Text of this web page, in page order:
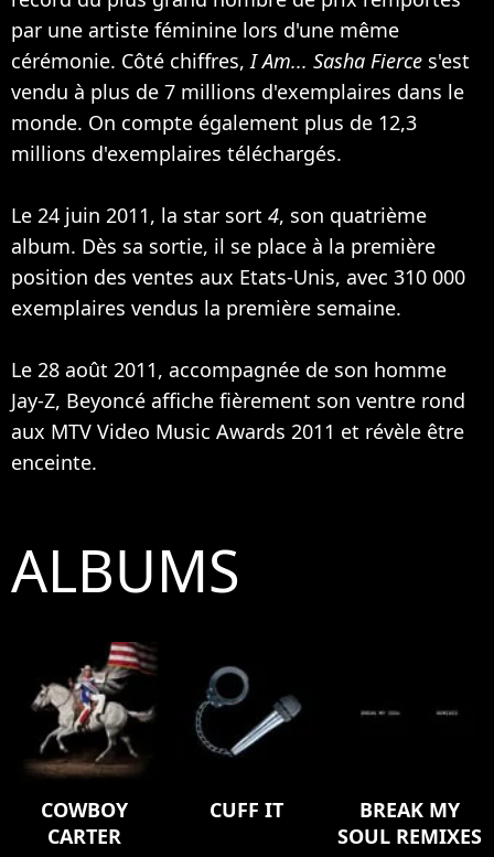
par une artiste féminine lors d'une même
cérémonie. Côté chiffres, I Am... Sasha Fierce s'est
vendu à plus de 7 millions d'exemplaires dans le
monde. On compte également plus de 12,3
millions d'exemplaires téléchargés.
Le 24 juin 2011, la star sort 4, son quatrième
album. Dès sa sortie, il se place à la première
position des ventes aux Etats-Unis, avec 310 000
exemplaires vendus la première semaine.
Le 28 août 2011, accompagnée de son homme
Jay-Z, Beyoncé affiche fièrement son ventre rond
aux MTV Video Music Awards 2011 et révèle être
enceinte.
ALBUMS
COWBOY
CARTER
CUFF IT
BREAK MY
SOUL REMIXES